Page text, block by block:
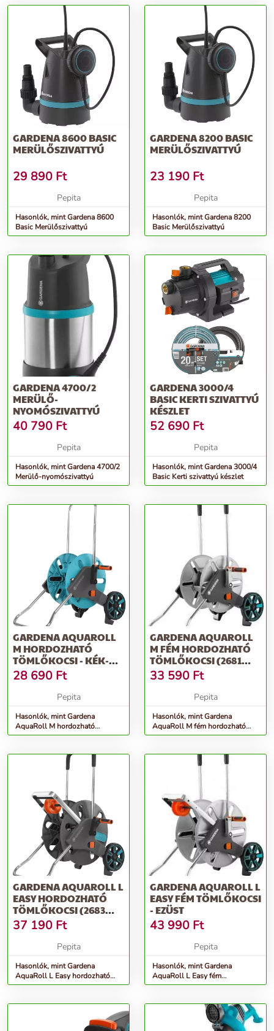
GARDENA 8600 BASIC
MERÜLŐSZIVATTYÚ
29 890 Ft
Pepita
Hasonlók, mint Gardena 8600
Basic Merülőszivattyú
GARDENA 8200 BASIC
MERÜLŐSZIVATTYÚ
23 190 Ft
Pepita
Hasonlók, mint Gardena 8200
Basic Merülőszivattyú
GARDENA 4700/2
MERÜLŐ-
NYOMÓSZIVATTYÚ
40 790 Ft
Pepita
Hasonlók, mint Gardena 4700/2
Merülő-nyomószivattyú
GARDENA 3000/4
BASIC KERTI SZIVATTYÚ
KÉSZLET
52 690 Ft
Pepita
Hasonlók, mint Gardena 3000/4
Basic Kerti szivattyú készlet
GARDENA AQUAROLL
M HORDOZHATÓ
TÖMLŐKOCSI - KÉK-
SZÜRKE
28 690 Ft
Pepita
Hasonlók, mint Gardena
AquaRoll M hordozható
Tömlőkocsi - kék-szürke
GARDENA AQUAROLL
M FÉM HORDOZHATÓ
TÖMLŐKOCSI (2681
UTÓDJA) - EZÜST
33 590 Ft
Pepita
Hasonlók, mint Gardena
AquaRoll M fém hordozható
Tömlőkocsi (2681 utódja) -
GARDENA AQUAROLL L
EASY HORDOZHATÓ
TÖMLŐKOCSI (2683
UTÓDJA) - SZÜRKE
37 190 Ft
Pepita
Hasonlók, mint Gardena
AquaRoll L Easy hordozható
Tömlőkocsi (2683 utódja) -
GARDENA AQUAROLL L
EASY FÉM TÖMLŐKOCSI
- EZÜST
43 990 Ft
Pepita
Hasonlók, mint Gardena
AquaRoll L Easy fém
Tömlőkocsi - ezüst